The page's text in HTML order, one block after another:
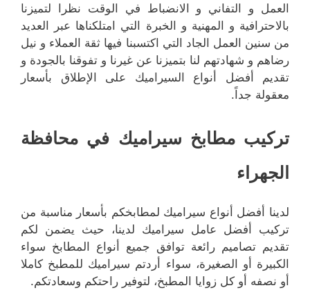
العمل و التفاني و الانضباط في الوقت نظرا لتميزنا
بالاحترافية و المهنية و الخبرة التي امتلكناها عبر العديد
من سنين العمل الجاد التي اكتسبنا فيها ثقة العملاء و نيل
رضاهم و شهادتهم لنا بتميزنا عن غيرنا و تفوقنا بالجودة و
تقديم أفضل أنواع السيراميك على الإطلاق بأسعار
معقولة جداً.
تركيب مطابخ سيراميك في محافظة
الجهراء
لدينا أفضل أنواع سيراميك لمطابخكم بأسعار مناسبة من
تركيب أفضل عامل سيراميك لدينا، حيث يضمن لكم
تقديم تصاميم رائعة توافق جميع أنواع المطابخ سواء
الكبيرة أو الصغيرة، سواء أردتم سيراميك للمطبخ كاملا
أو نصفه أو كل زوايا المطبخ، لتوفير راحتكم وسعادتكم.